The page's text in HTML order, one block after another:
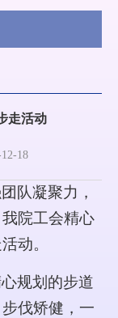
走活动
18
队凝聚力，
我院工会精心
动。
规划的步道
伐矫健，一